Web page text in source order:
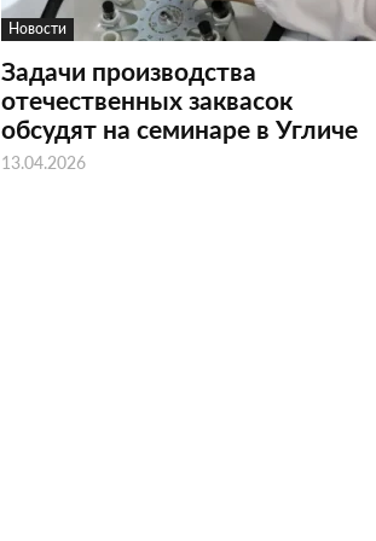
Новости
Задачи производства
отечественных заквасок
обсудят на семинаре в Угличе
13.04.2026